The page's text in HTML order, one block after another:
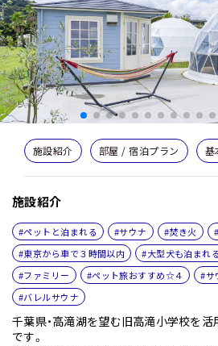
施設紹介 部屋 / 宿泊プラン 基
施設紹介
#ペットと泊まれる #サウナ #焚き火
#東京から車で３時間以内
#大型犬も泊まれる
#ファミリー
#ペット旅おすすめ☆４
#サ
#バレルサウナ
千葉県・高滝湖を望む旧高滝小学校を
です。